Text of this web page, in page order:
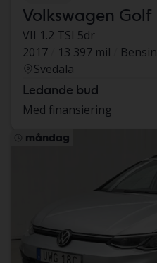
Volkswagen Golf
VII 1.2 TSI 5dr
2017
13 397 mil
Bensin
Svedala
Ledande bud
Med finansiering
måndag